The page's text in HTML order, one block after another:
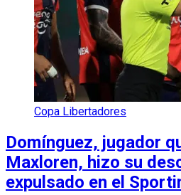
Copa Libertadores
Domínguez, jugador
Maxloren, hizo su
expulsado en el